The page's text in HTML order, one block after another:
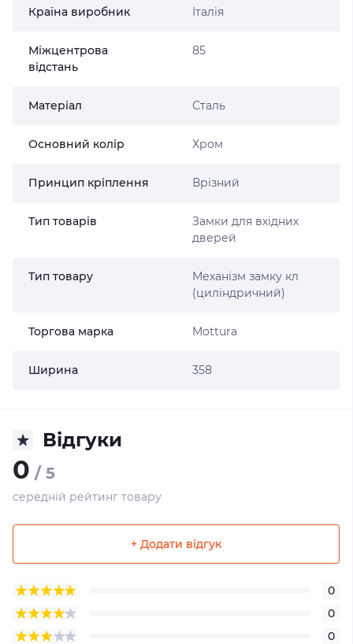
Країна виробник Італія
Міжцентрова
відстань
85
Матеріал Сталь
Основний колір Хром
Принцип кріплення Врізний
Тип товарів
Замки для вхідних
дверей
Тип товару
Механізм замку кл
(циліндричний)
Торгова марка Mottura
Ширина 358
Відгуки
0 / 5
середній рейтинг товару
+ Додати відгук
0
0
0